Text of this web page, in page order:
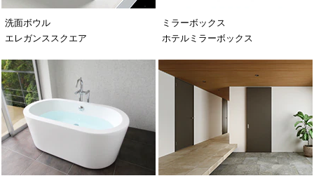
洗面ボウル
エレガンススクエア
ミラーボックス
ホテルミラーボックス